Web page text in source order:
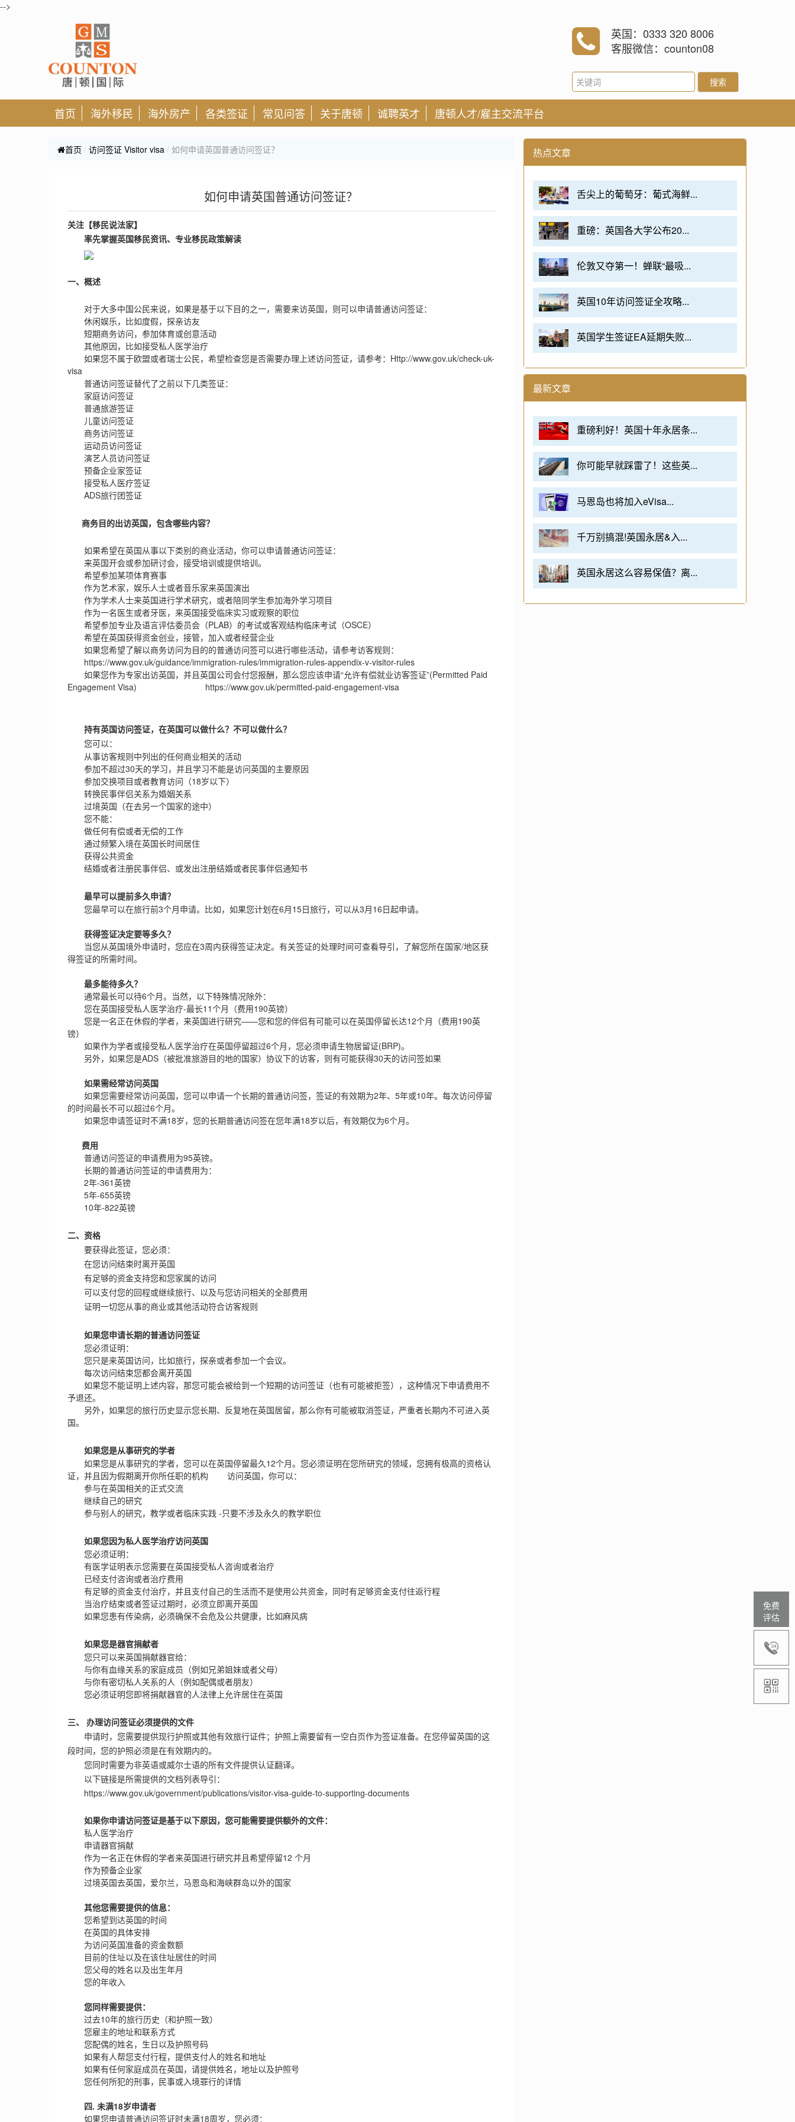
-->
英国：0333 320 8006
客服微信：counton08
搜索
首页 海外移民 海外房产 各类签证 常见问答 关于唐顿 诚聘英才 唐顿人才/雇主交流平台
首页 访问签证 Visitor visa 如何申请英国普通访问签证？
如何申请英国普通访问签证？
关注【移民说法家】
率先掌握英国移民资讯、 专业移民政策解读
一、概述
对于大多中国公民来说，如果是基于以下目的之一，需要来访英国，则可以申请普通访问签证：
休闲娱乐，比如度假，探亲访友
短期商务访问，参加体育或创意活动
其他原因，比如接受私人医学治疗
如果您不属于欧盟或者瑞士公民，希望检查您是否需要办理上述访问签证，请参考：Http://www.gov.uk/check-uk-
visa
普通访问签证替代了之前以下几类签证：
家庭访问签证
普通旅游签证
儿童访问签证
商务访问签证
运动员访问签证
演艺人员访问签证
预备企业家签证
接受私人医疗签证
ADS旅行团签证
商务目的出访英国，包含哪些内容？
如果希望在英国从事以下类别的商业活动，你可以申请普通访问签证：
来英国开会或参加研讨会，接受培训或提供培训。
希望参加某项体育赛事
作为艺术家，娱乐人士或者音乐家来英国演出
作为学术人士来英国进行学术研究，或者陪同学生参加海外学习项目
作为一名医生或者牙医，来英国接受临床实习或观察的职位
希望参加专业及语言评估委员会（PLAB）的考试或客观结构临床考试（OSCE）
希望在英国获得资金创业，接管，加入或者经营企业
如果您希望了解以商务访问为目的的普通访问签可以进行哪些活动，请参考访客规则：
https://www.gov.uk/guidance/immigration-rules/immigration-rules-appendix-v-visitor-rules
如果您作为专家出访英国，并且英国公司会付您报酬，那么您应该申请“允许有偿就业访客签证”(Permitted Paid
Engagement Visa) https://www.gov.uk/permitted-paid-engagement-visa
持有英国访问签证，在英国可以做什么？不可以做什么？
您可以：
从事访客规则中列出的任何商业相关的活动
参加不超过30天的学习，并且学习不能是访问英国的主要原因
参加交换项目或者教育访问（18岁以下）
转换民事伴侣关系为婚姻关系
过境英国（在去另一个国家的途中）
您不能：
做任何有偿或者无偿的工作
通过频繁入境在英国长时间居住
获得公共资金
结婚或者注册民事伴侣、或发出注册结婚或者民事伴侣通知书
最早可以提前多久申请？
您最早可以在旅行前3个月申请。比如，如果您计划在6月15日旅行，可以从3月16日起申请。
获得签证决定要等多久？
当您从英国境外申请时，您应在3周内获得签证决定。有关签证的处理时间可查看导引，了解您所在国家/地区获
得签证的所需时间。
最多能待多久？
通常最长可以待6个月。当然，以下特殊情况除外：
您在英国接受私人医学治疗-最长11个月（费用190英镑）
您是一名正在休假的学者，来英国进行研究——您和您的伴侣有可能可以在英国停留长达12个月（费用190英
镑）
如果作为学者或接受私人医学治疗在英国停留超过6个月，您必须申请生物居留证(BRP)。
另外，如果您是ADS（被批准旅游目的地的国家）协议下的访客，则有可能获得30天的访问签如果
如果需经常访问英国
如果您需要经常访问英国，您可以申请一个长期的普通访问签，签证的有效期为2年、5年或10年。每次访问停留
的时间最长不可以超过6个月。
如果您申请签证时不满18岁，您的长期普通访问签在您年满18岁以后，有效期仅为6个月。
费用
普通访问签证的申请费用为95英镑。
长期的普通访问签证的申请费用为：
2年-361英镑
5年-655英镑
10年-822英镑
二、资格
要获得此签证，您必须：
在您访问结束时离开英国
有足够的资金支持您和您家属的访问
可以支付您的回程或继续旅行、以及与您访问相关的全部费用
证明一切您从事的商业或其他活动符合访客规则
如果您申请长期的普通访问签证
您必须证明：
您只是来英国访问，比如旅行，探亲或者参加一个会议。
每次访问结束您都会离开英国
如果您不能证明上述内容，那您可能会被给到一个短期的访问签证（也有可能被拒签），这种情况下申请费用不
予退还。
另外，如果您的旅行历史显示您长期、反复地在英国居留，那么你有可能被取消签证，严重者长期内不可进入英
国。
如果您是从事研究的学者
如果您是从事研究的学者，您可以在英国停留最久12个月。您必须证明在您所研究的领域，您拥有极高的资格认
证，并且因为假期离开你所任职的机构 访问英国，你可以：
参与在英国相关的正式交流
继续自己的研究
参与别人的研究，教学或者临床实践 -只要不涉及永久的教学职位
如果您因为私人医学治疗访问英国
您必须证明：
有医学证明表示您需要在英国接受私人咨询或者治疗
已经支付咨询或者治疗费用
有足够的资金支付治疗，并且支付自己的生活而不是使用公共资金，同时有足够资金支付往返行程
当治疗结束或者签证过期时，必须立即离开英国
如果您患有传染病，必须确保不会危及公共健康，比如麻风病
如果您是器官捐献者
您只可以来英国捐献器官给：
与你有血缘关系的家庭成员（例如兄弟姐妹或者父母）
与你有密切私人关系的人（例如配偶或者朋友）
您必须证明您即将捐献器官的人法律上允许居住在英国
三、 办理访问签证必须提供的文件
申请时，您需要提供现行护照或其他有效旅行证件；护照上需要留有一空白页作为签证准备。在您停留英国的这
段时间，您的护照必须是在有效期内的。
您同时需要为非英语或威尔士语的所有文件提供认证翻译。
以下链接是所需提供的文档列表导引：
https://www.gov.uk/government/publications/visitor-visa-guide-to-supporting-documents
如果你申请访问签证是基于以下原因，您可能需要提供额外的文件：
私人医学治疗
申请器官捐献
作为一名正在休假的学者来英国进行研究并且希望停留12 个月
作为预备企业家
过境英国去英国，爱尔兰，马恩岛和海峡群岛以外的国家
其他您需要提供的信息：
您希望到达英国的时间
在英国的具体安排
为访问英国准备的资金数额
目前的住址以及在该住址居住的时间
您父母的姓名以及出生年月
您的年收入
您同样需要提供：
过去10年的旅行历史（和护照一致）
您雇主的地址和联系方式
您配偶的姓名，生日以及护照号码
如果有人帮您支付行程，提供支付人的姓名和地址
如果有任何家庭成员在英国，请提供姓名，地址以及护照号
您任何所犯的刑事，民事或入境罪行的详情
四. 未满18岁申请者
如果您申请普通访问签证时未满18周岁，您必须：
热点文章
舌尖上的葡萄牙：葡式海鲜...
重磅：英国各大学公布20...
伦敦又夺第一！蝉联“最吸...
英国10年访问签证全攻略...
英国学生签证EA延期失败...
最新文章
重磅利好！英国十年永居条...
你可能早就踩雷了！这些英...
马恩岛也将加入eVisa...
千万别搞混!英国永居&入...
英国永居这么容易保值？离...
免费
评估

